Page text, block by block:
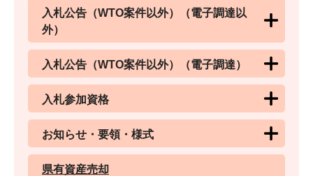
入札公告（WTO案件以外）（電子調達以
外）
入札公告（WTO案件以外）（電子調達）
入札参加資格
お知らせ・要領・様式
県有資産売却